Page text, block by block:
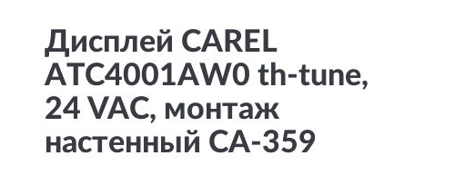
Дисплей CAREL
ATC4001AW0 th-tune,
24 VAC, монтаж
настенный CA-359